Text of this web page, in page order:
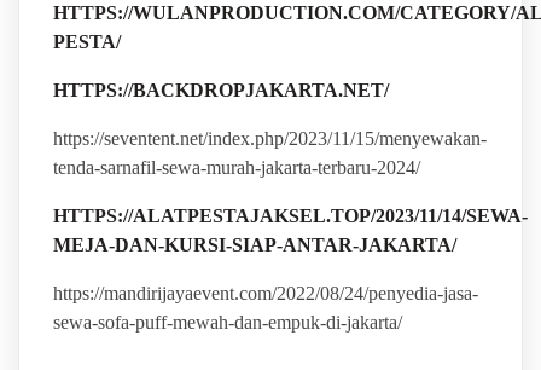
HTTPS://WULANPRODUCTION.COM/CATEGORY/
PESTA/
HTTPS://BACKDROPJAKARTA.NET/
https://seventent.net/index.php/2023/11/15/menyewakan-
tenda-sarnafil-sewa-murah-jakarta-terbaru-2024/
HTTPS://ALATPESTAJAKSEL.TOP/2023/11/14/SEWA-
MEJA-DAN-KURSI-SIAP-ANTAR-JAKARTA/
https://mandirijayaevent.com/2022/08/24/penyedia-jasa-
sewa-sofa-puff-mewah-dan-empuk-di-jakarta/